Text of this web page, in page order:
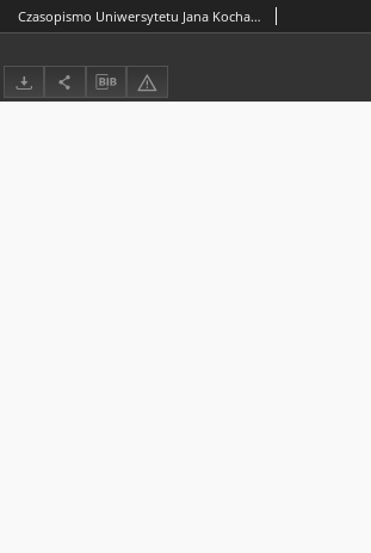
Czasopismo Uniwersytetu Jana Kochanowskiego w Kielcach. 2021, nr 2